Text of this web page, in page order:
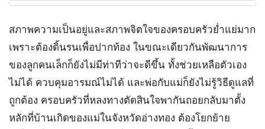
สภาพความเป็นอยู่และสภาพจิตใจของครอบครัวย่ำแย่มาก
เพราะต้องดิ้นรนเพื่อปากท้อง ในขณะเดียวกันพัฒนาการ
ของลูกคนเล็กก็ยังไม่มีท่าทีว่าจะดีขึ้น ทั้งช่วยเหลือตัวเอง
ไม่ได้ ควบคุมอารมณ์ไม่ได้ และพ่อกับแม่ก็ยังไม่รู้วิธีดูแลที่
ถูกต้อง ครอบครัวที่หลงทางตัดสินใจพากันถอยกลับมาตั้ง
หลักที่บ้านเกิดของแม่ในจังหวัดอ่างทอง ต้องโยกย้าย